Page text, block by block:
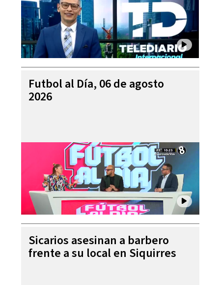
Futbol al Día, 06 de agosto
2026
Sicarios asesinan a barbero
frente a su local en Siquirres